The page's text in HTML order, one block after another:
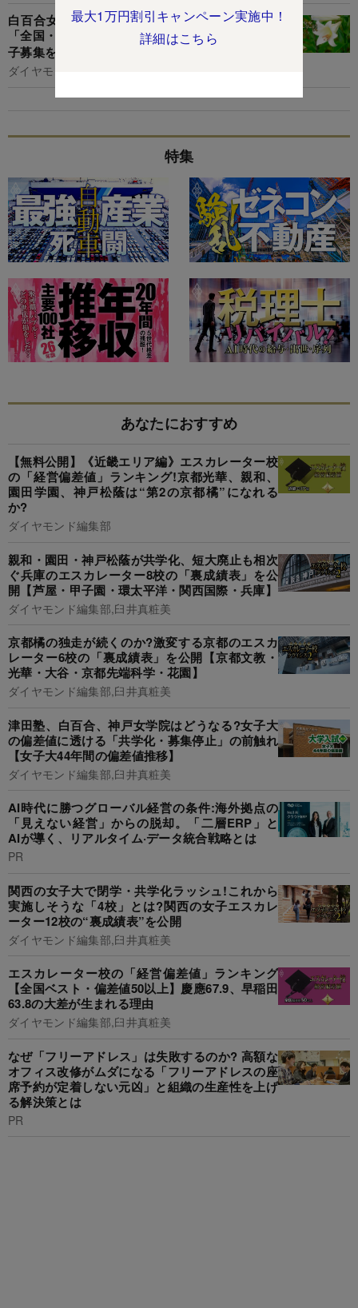
最大1万円割引キャンペーン実施中！
詳細はこちら
白百合女子大学を擁する名門女子校グループが
「全国・全校で定員割れ」の衝撃！ついに初の男
子募集を始めた実情とは
ダイヤモンド編集部,臼井真粧美
特集
あなたにおすすめ
【無料公開】《近畿エリア編》エスカレーター校
の「経営偏差値」ランキング!京都光華、親和、
園田学園、神戸松蔭は“第2の京都橘”になれる
か?
ダイヤモンド編集部
親和・園田・神戸松蔭が共学化、短大廃止も相次
ぐ兵庫のエスカレーター8校の「裏成績表」を公
開【芦屋・甲子園・環太平洋・関西国際・兵庫】
ダイヤモンド編集部,臼井真粧美
京都橘の独走が続くのか?激変する京都のエスカ
レーター6校の「裏成績表」を公開【京都文教・
光華・大谷・京都先端科学・花園】
ダイヤモンド編集部,臼井真粧美
津田塾、白百合、神戸女学院はどうなる?女子大
の偏差値に透ける「共学化・募集停止」の前触れ
【女子大44年間の偏差値推移】
ダイヤモンド編集部,臼井真粧美
AI時代に勝つグローバル経営の条件:海外拠点の
「見えない経営」からの脱却。「二層ERP」と
AIが導く、リアルタイム·データ統合戦略とは
PR
関西の女子大で閉学・共学化ラッシュ!これから
実施しそうな「4校」とは?関西の女子エスカレ
ーター12校の“裏成績表”を公開
ダイヤモンド編集部,臼井真粧美
エスカレーター校の「経営偏差値」ランキング
【全国ベスト・偏差値50以上】慶應67.9、早稲田
63.8の大差が生まれる理由
ダイヤモンド編集部,臼井真粧美
なぜ「フリーアドレス」は失敗するのか? 高額な
オフィス改修がムダになる「フリーアドレスの座
席予約が定着しない元凶」と組織の生産性を上げ
る解決策とは
PR